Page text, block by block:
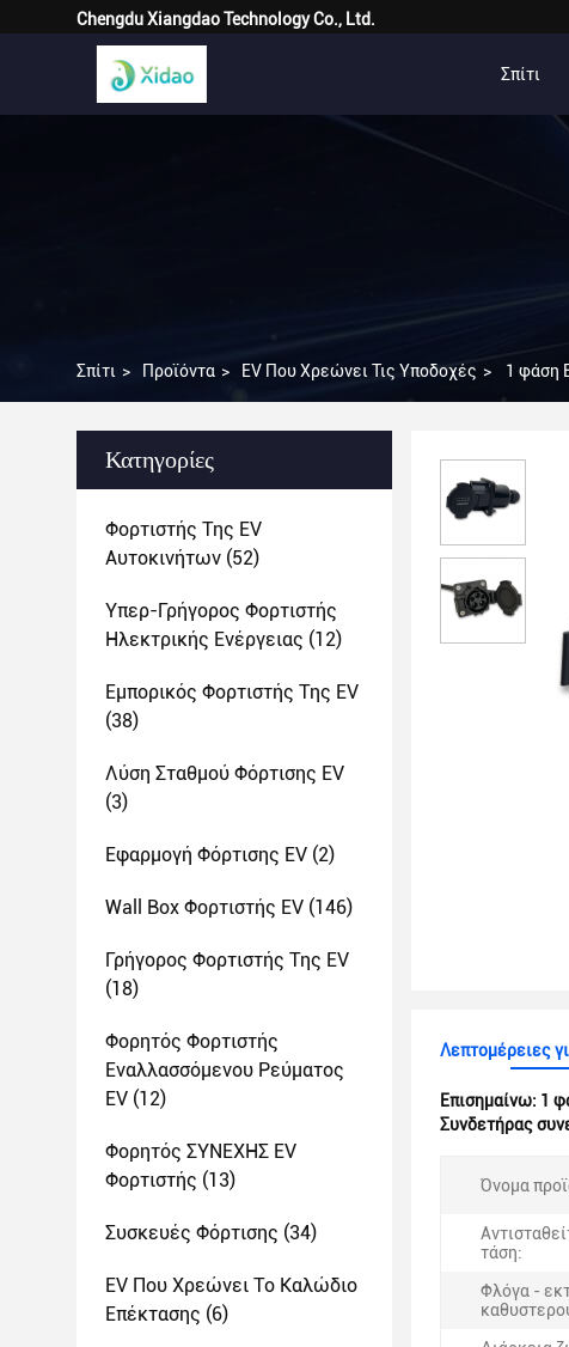
Chengdu Xiangdao Technology Co., Ltd.
Σπίτι
Σπίτι > Προϊόντα > EV Που Χρεώνει Τις Υποδοχές > 1 φάση
Κατηγορίες
Φορτιστής Της EV
Αυτοκινήτων (52)
Υπερ-Γρήγορος Φορτιστής
Ηλεκτρικής Ενέργειας (12)
Εμπορικός Φορτιστής Της EV
(38)
Λύση Σταθμού Φόρτισης EV
(3)
Εφαρμογή Φόρτισης EV (2)
Wall Box Φορτιστής EV (146)
Γρήγορος Φορτιστής Της EV
(18)
Φορητός Φορτιστής
Εναλλασσόμενου Ρεύματος
EV (12)
Φορητός ΣΥΝΕΧΗΣ EV
Φορτιστής (13)
Συσκευές Φόρτισης (34)
EV Που Χρεώνει Το Καλώδιο
Επέκτασης (6)
Λεπτομέρειες
Επισημαίνω: 1
Συνδετήρας
Όνομα
τάση:
Φλόγα -